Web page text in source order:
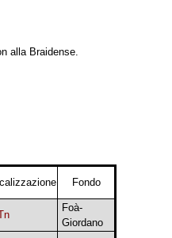
alla Braidense.
Fondo
Foà-
Giordano